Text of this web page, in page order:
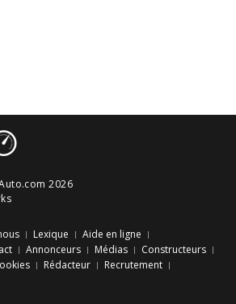
2026
Lexique
Aide en ligne
Annonceurs Médias
Constructeurs
Rédacteur
Recrutement